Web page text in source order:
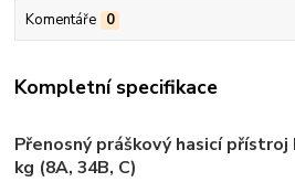
Komentáře 0
Kompletní specifikace
Přenosný práškový hasicí
kg (8A, 34B, C)